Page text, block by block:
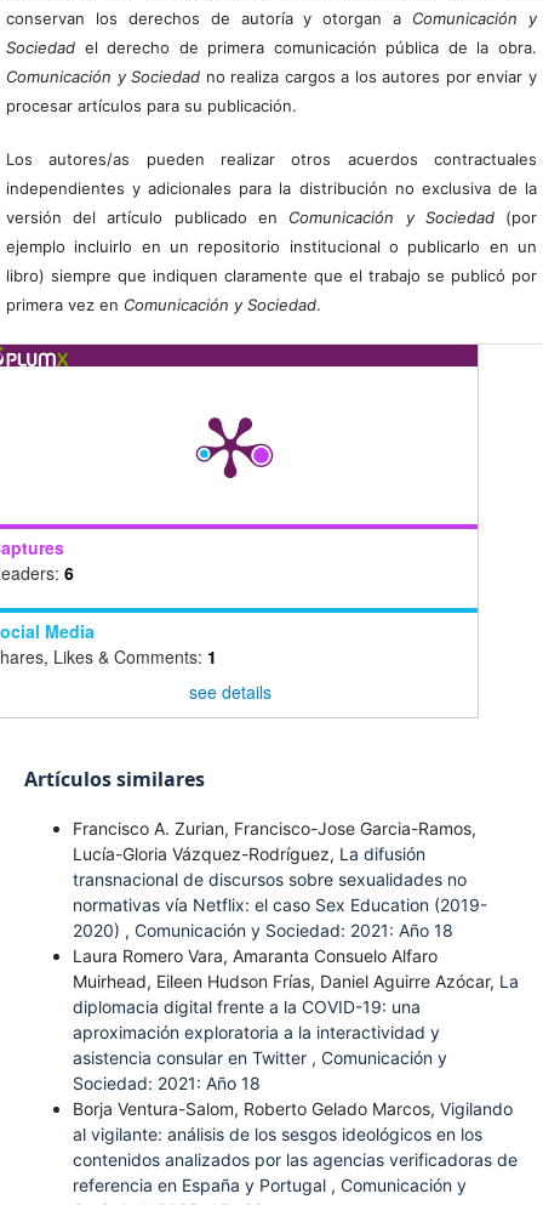
conservan los derechos de autoría y otorgan a Comunicación y
Sociedadel derecho de primera comunicación pública de la obra.
Comunicación y Sociedad no realiza cargos a los autores por enviar y
procesar artículos para su publicación.
Los autores/as pueden realizar otros acuerdos contractuales
independientes y adicionales para la distribución no exclusiva de la
versión del artículo publicado en Comunicación y Sociedad(por
ejemplo incluirlo en un repositorio institucional o publicarlo en un
libro) siempre que indiquen claramente que el trabajo se publicó por
primera vez en Comunicación y Sociedad.
6
Media
Likes & Comments: 1
see details
Artículos similares
Francisco A. Zurian, Francisco-Jose Garcia-Ramos,
Lucía-Gloria Vázquez-Rodríguez, La difusión
transnacional de discursos sobre sexualidades no
normativas vía Netflix: el caso Sex Education (2019-
2020) , Comunicación y Sociedad: 2021: Año 18
Laura Romero Vara, Amaranta Consuelo Alfaro
Muirhead, Eileen Hudson Frías, Daniel Aguirre Azócar, La
diplomacia digital frente a la COVID-19: una
aproximación exploratoria a la interactividad y
asistencia consular en Twitter , Comunicación y
Sociedad: 2021: Año 18
Borja Ventura-Salom, Roberto Gelado Marcos, Vigilando
al vigilante: análisis de los sesgos ideológicos en los
contenidos analizados por las agencias verificadoras de
referencia en España y Portugal , Comunicación y